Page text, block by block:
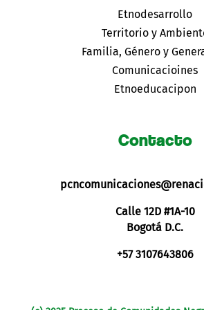
Etnodesarrollo
Territorio y
Familia, Género y
Comunicacioines
Etnoeducacipon
Contacto
Calle 12D #1A-10
Bogotá D.C.
+57 3107643806